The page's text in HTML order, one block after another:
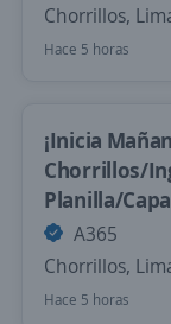
Chorrillos,
Hace 5 horas
¡Inicia
Chorrillos/
Planilla/
A365
Chorrillos,
Hace 5 horas